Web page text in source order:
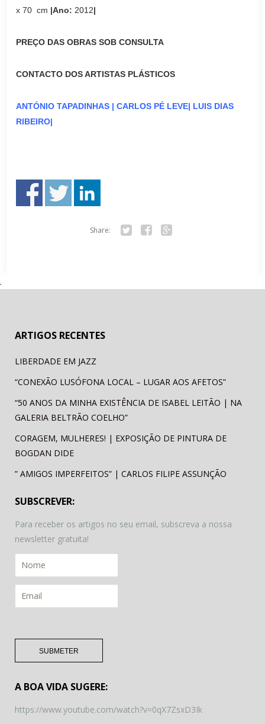
x 70 cm |Ano: 2012|
PREÇO DAS OBRAS SOB CONSULTA
CONTACTO DOS ARTISTAS PLÁSTICOS
ANTÓNIO TAPADINHAS |CARLOS PÉ LEVE| LUIS DIAS
RIBEIRO|
Share:
ok
.
ARTIGOS RECENTES
LIBERDADE EM JAZZ
“CONEXÃO LUSÓFONA LOCAL – LUGAR AOS AFETOS”
“50 ANOS DA MINHA EXISTÊNCIA DE ISABEL LEITÃO | NA
GALERIA BELTRÃO COELHO”
CORAGEM, MULHERES! | EXPOSIÇÃO DE PINTURA DE
BOGDAN DIDE
” AMIGOS IMPERFEITOS” | CARLOS FILIPE ASSUNÇÃO
SUBSCREVER:
Para receber os artigos no seu email, subscreva a nossa
newsletter gratuita!
A BOA VIDA SUGERE:
https://www.youtube.com/watch?v=0qX7ZsxD3Ik